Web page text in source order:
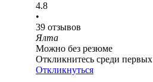
4.8
•
39 отзывов
Ялта
Можно без резюме
Откликнитесь среди первых
Откликнуться